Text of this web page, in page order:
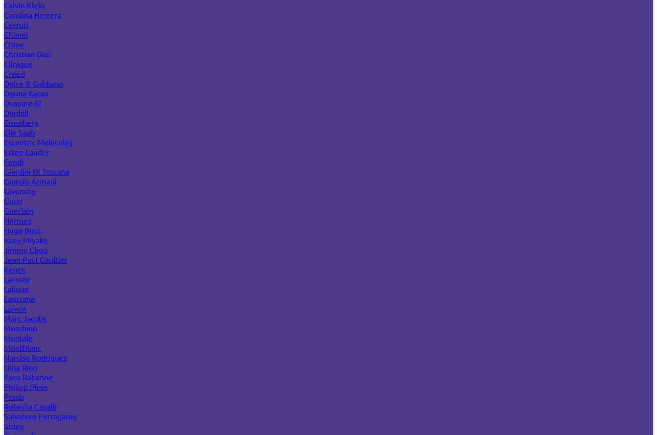
Calvin Klein
Carolina Herrera
Cerruti
Chanel
Chloe
Christian Dior
Clinique
Creed
Dolce & Gabbana
Donna Karan
Dsquared2
Dunhill
Eisenberg
Elie Saab
Escentric Molecules
Estee Lauder
Fendi
Giardini Di Toscana
Giorgio Armani
Givenchy
Gucci
Guerlain
Hermes
Hugo Boss
Issey Miyake
Jimmy Choo
Jean Paul Gaultier
Kenzo
Lacoste
Lalique
Lancome
Lanvin
Marc Jacobs
Moschino
Montale
MontBlanc
Narciso Rodriguez
Nina Ricci
Paco Rabanne
Philipp Plein
Prada
Roberto Cavalli
Salvatore Ferragamo
Sisley